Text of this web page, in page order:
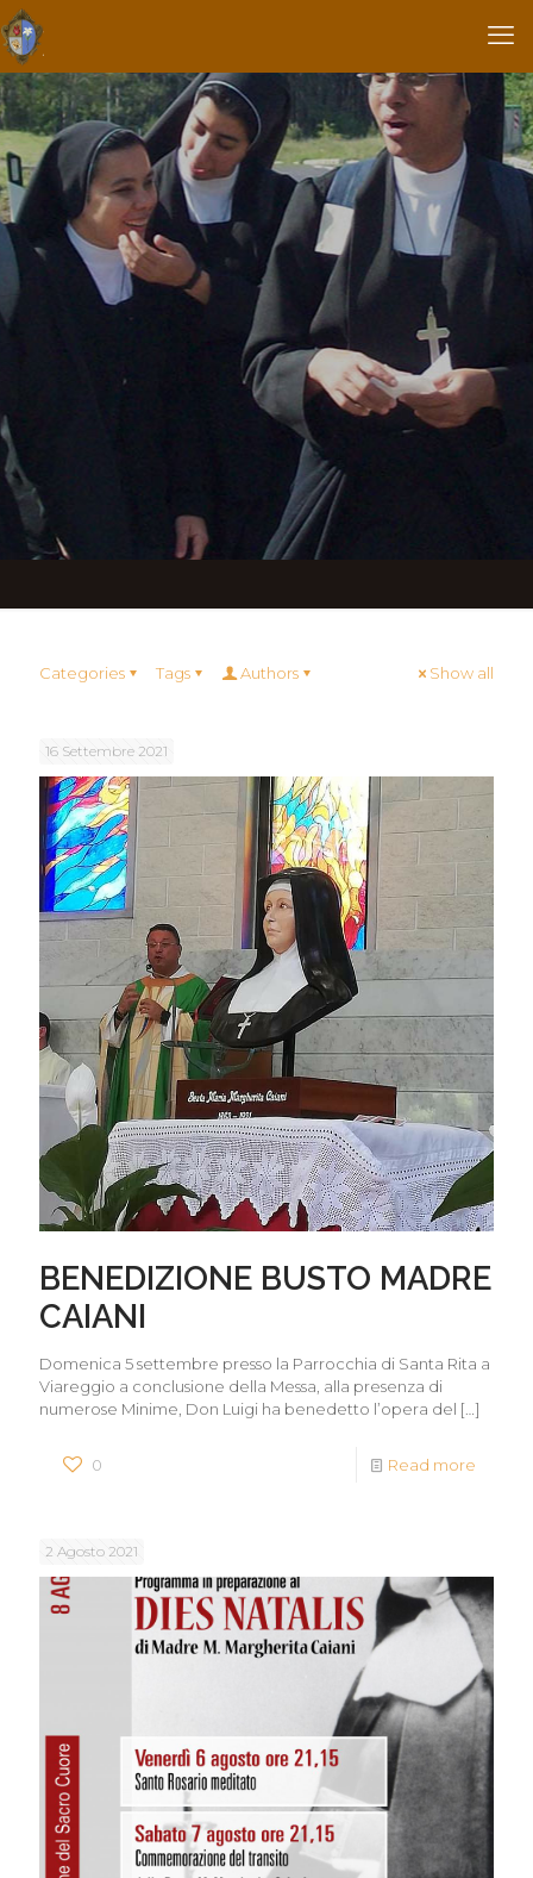
Categories Tags Authors Show all
16 Settembre 2021
BENEDIZIONE BUSTO MADRE
CAIANI
Domenica 5 settembre presso la Parrocchia di Santa Rita a
Viareggio a conclusione della Messa, alla presenza di
numerose Minime, Don Luigi ha benedetto l’opera del […]
0 Read more
2 Agosto 2021